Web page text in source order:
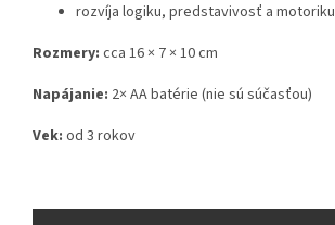
rozvíja logiku, predstavivosť a motoriku
Rozmery: cca 16 × 7 × 10 cm
Napájanie: 2× AA batérie (nie sú súčasťou)
Vek: od 3 rokov